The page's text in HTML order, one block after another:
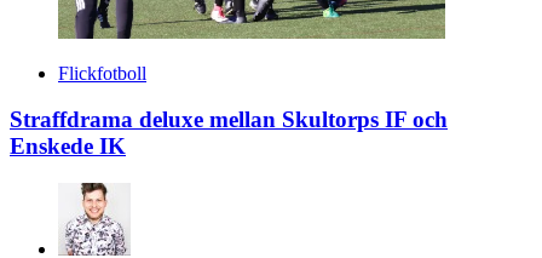
Flickfotboll
Straffdrama deluxe mellan Skultorps IF och
Enskede IK